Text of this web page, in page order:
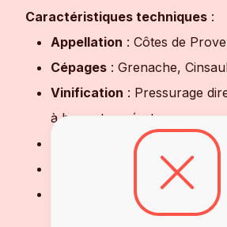
Caractéristiques techniques :
Appellation : Côtes de
Cépages : Grenache,
Vinification : Pressurage
à basse température
Degré d'alcool: 13%
Température de service
Accords mets & vins
:
estivales, poissons grillés,